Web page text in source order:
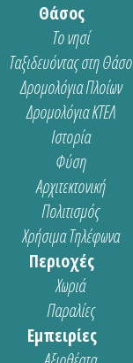
Θάσος
Το νησί
Ταξιδευόντας στη Θάσο
Δρομολόγια Πλοίων
Δρομολόγια ΚΤΕΛ
Ιστορία
Φύση
Αρχιτεκτονική
Πολιτισμός
Χρήσιμα Τηλέφωνα
Περιοχές
Χωριά
Παραλίες
Εμπειρίες